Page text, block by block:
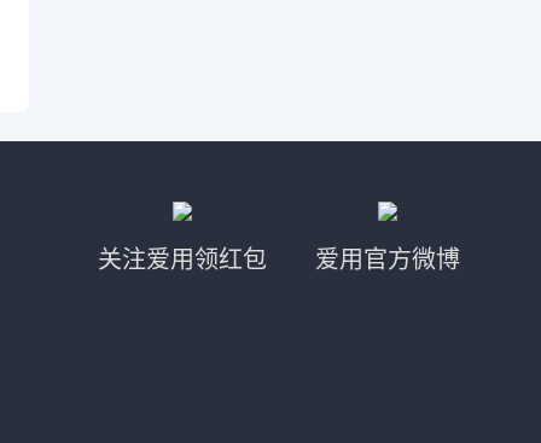
关注爱用领红包 爱用官方微博